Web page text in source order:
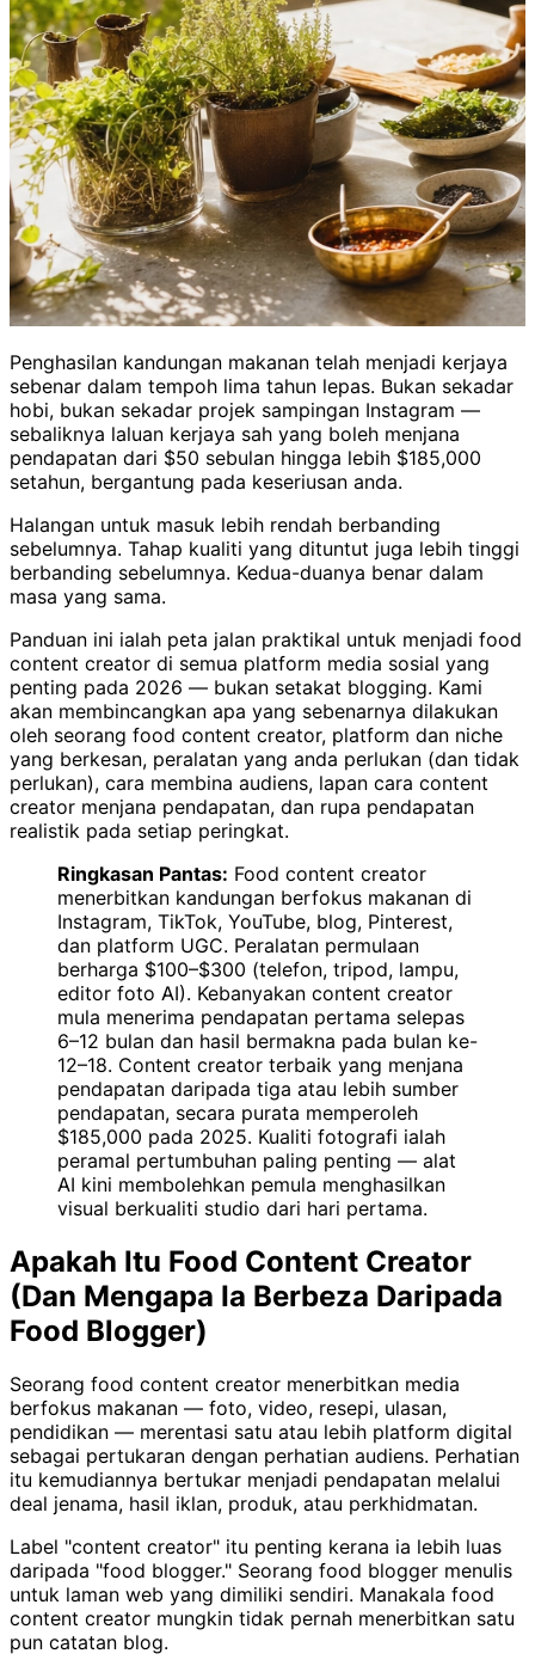
Penghasilan kandungan makanan telah menjadi kerjaya
sebenar dalam tempoh lima tahun lepas. Bukan sekadar
hobi, bukan sekadar projek sampingan Instagram —
sebaliknya laluan kerjaya sah yang boleh menjana
pendapatan dari $50 sebulan hingga lebih $185,000
setahun, bergantung pada keseriusan anda.
Halangan untuk masuk lebih rendah berbanding
sebelumnya. Tahap kualiti yang dituntut juga lebih tinggi
berbanding sebelumnya. Kedua-duanya benar dalam
masa yang sama.
Panduan ini ialah peta jalan praktikal untuk menjadi food
content creator di semua platform media sosial yang
penting pada 2026 — bukan setakat blogging. Kami
akan membincangkan apa yang sebenarnya dilakukan
oleh seorang food content creator, platform dan niche
yang berkesan, peralatan yang anda perlukan (dan tidak
perlukan), cara membina audiens, lapan cara content
creator menjana pendapatan, dan rupa pendapatan
realistik pada setiap peringkat.
Ringkasan Pantas: Food content creator
menerbitkan kandungan berfokus makanan di
Instagram, TikTok, YouTube, blog, Pinterest,
dan platform UGC. Peralatan permulaan
berharga $100–$300 (telefon, tripod, lampu,
editor foto AI). Kebanyakan content creator
mula menerima pendapatan pertama selepas
6–12 bulan dan hasil bermakna pada bulan ke-
12–18. Content creator terbaik yang menjana
pendapatan daripada tiga atau lebih sumber
pendapatan, secara purata memperoleh
$185,000 pada 2025. Kualiti fotografi ialah
peramal pertumbuhan paling penting — alat
AI kini membolehkan pemula menghasilkan
visual berkualiti studio dari hari pertama.
Apakah Itu Food Content Creator
(Dan Mengapa Ia Berbeza Daripada
Food Blogger)
Seorang food content creator menerbitkan media
berfokus makanan — foto, video, resepi, ulasan,
pendidikan — merentasi satu atau lebih platform digital
sebagai pertukaran dengan perhatian audiens. Perhatian
itu kemudiannya bertukar menjadi pendapatan melalui
deal jenama, hasil iklan, produk, atau perkhidmatan.
Label "content creator" itu penting kerana ia lebih luas
daripada "food blogger." Seorang food blogger menulis
untuk laman web yang dimiliki sendiri. Manakala food
content creator mungkin tidak pernah menerbitkan satu
pun catatan blog.